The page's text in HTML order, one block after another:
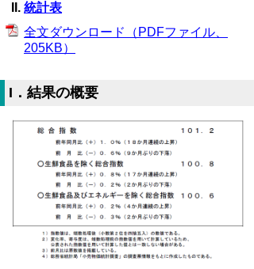
統計表
全文ダウンロード（PDFファイル、
205KB）
I．結果の概要